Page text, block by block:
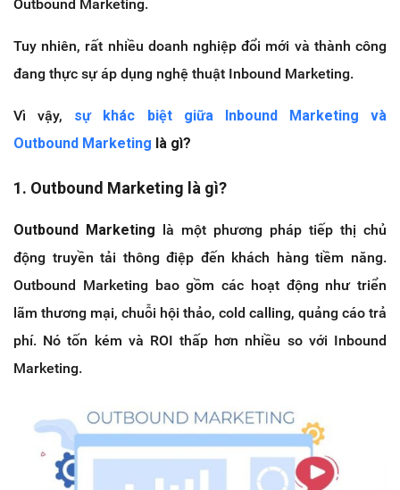
Outbound Marketing.
Tuy nhiên, rất nhiều doanh nghiệp đổi mới và thành công
đang thực sự áp dụng nghệ thuật Inbound Marketing.
Vì vậy, sự khác biệt giữa Inbound Marketing và
Outbound Marketing là gì?
1. Outbound Marketing là gì?
Outbound Marketing là một phương pháp tiếp thị chủ
động truyền tải thông điệp đến khách hàng tiềm năng.
Outbound Marketing bao gồm các hoạt động như triển
lãm thương mại, chuỗi hội thảo, cold calling, quảng cáo trả
phí. Nó tốn kém và ROI thấp hơn nhiều so với Inbound
Marketing.